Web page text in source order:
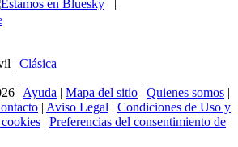
|
| Clásica
| Ayuda | Mapa del sitio | Quienes somos |
| Aviso Legal | Condiciones de Uso y
| Preferencias del consentimiento de